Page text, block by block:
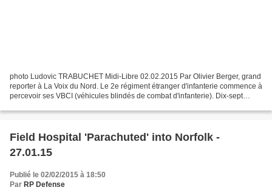
photo Ludovic TRABUCHET Midi-Libre 02.02.2015 Par Olivier Berger, grand
reporter à La Voix du Nord. Le 2e régiment étranger d'infanterie commence à
percevoir ses VBCI (véhicules blindés de combat d'infanterie). Dix-sept
Field Hospital 'Parachuted' into Norfolk -
27.01.15
Publié le 02/02/2015 à 18:50
Par RP Defense